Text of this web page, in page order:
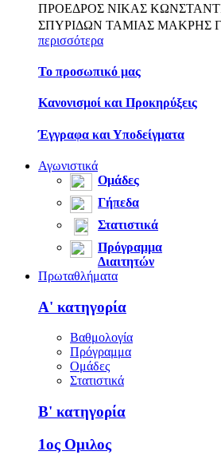
ΠΡΟΕΔΡΟΣ ΝΙΚΑΣ
ΣΠΥΡΙΔΩΝ ΤΑΜΙΑΣ ΜΑΚΡΗΣ
περισσότερα
Το προσωπικό μας
Κανονισμοί και Προκηρύξεις
Έγγραφα και Υποδείγματα
Αγωνιστικά
Ομάδες
Γήπεδα
Στατιστικά
Πρόγραμμα
Διαιτητών
Πρωταθλήματα
Α' κατηγορία
Βαθμολογία
Πρόγραμμα
Ομάδες
Στατιστικά
Β' κατηγορία
1ος Ομιλος